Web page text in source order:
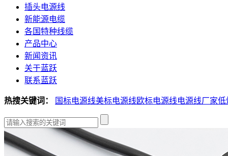
插头电源线
新能源电缆
各国特种线缆
产品中心
新闻资讯
关于蓝跃
联系蓝跃
热搜关键词： 国标电源线美标电源线欧标电源线电源线厂家低